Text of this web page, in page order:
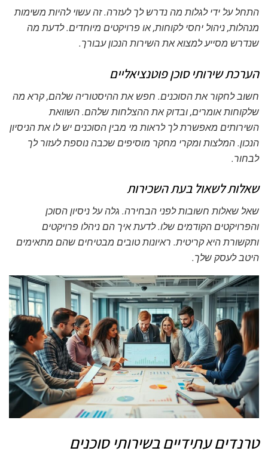
התחל על ידי לגלות מה נדרש לך לעזרה. זה עשוי להיות משימות
מנהלות, ניהול יחסי לקוחות, או פרויקטים מיוחדים. לדעת מה
שנדרש מסייע למצוא את השירות הנכון עבורך.
הערכת שירותי סוכן פוטנציאליים
חשוב לחקור את הסוכנים. חפש את ההיסטוריה שלהם, קרא מה
שלקוחות אומרים, ובדוק את ההצלחות שלהם. השוואת
השירותים מאפשרת לך לראות מי מבין הסוכנים יש לו את הניסיון
הנכון. המלצות ומקרי מחקר מוסיפים שכבה נוספת לעזור לך
לבחור.
שאלות לשאול בעת השכירות
שאל שאלות חשובות לפני הבחירה. גלה על ניסיון הסוכן
והפרויקטים הקודמים שלו. לדעת איך הם ניהלו פרויקטים
ותקשורת היא קריטית. ראיונות טובים מבטיחים שהם מתאימים
היטב לעסק שלך.
טרנדים עתידיים בשירותי סוכנים